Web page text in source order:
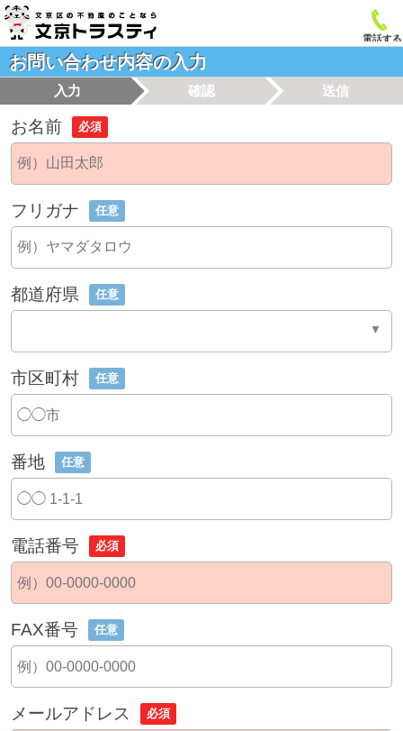
電話する
お問い合わせ内容の入力
入力 確認 送信
お名前 必須
フリガナ 任意
都道府県 任意
市区町村 任意
番地 任意
電話番号 必須
FAX番号 任意
メールアドレス 必須